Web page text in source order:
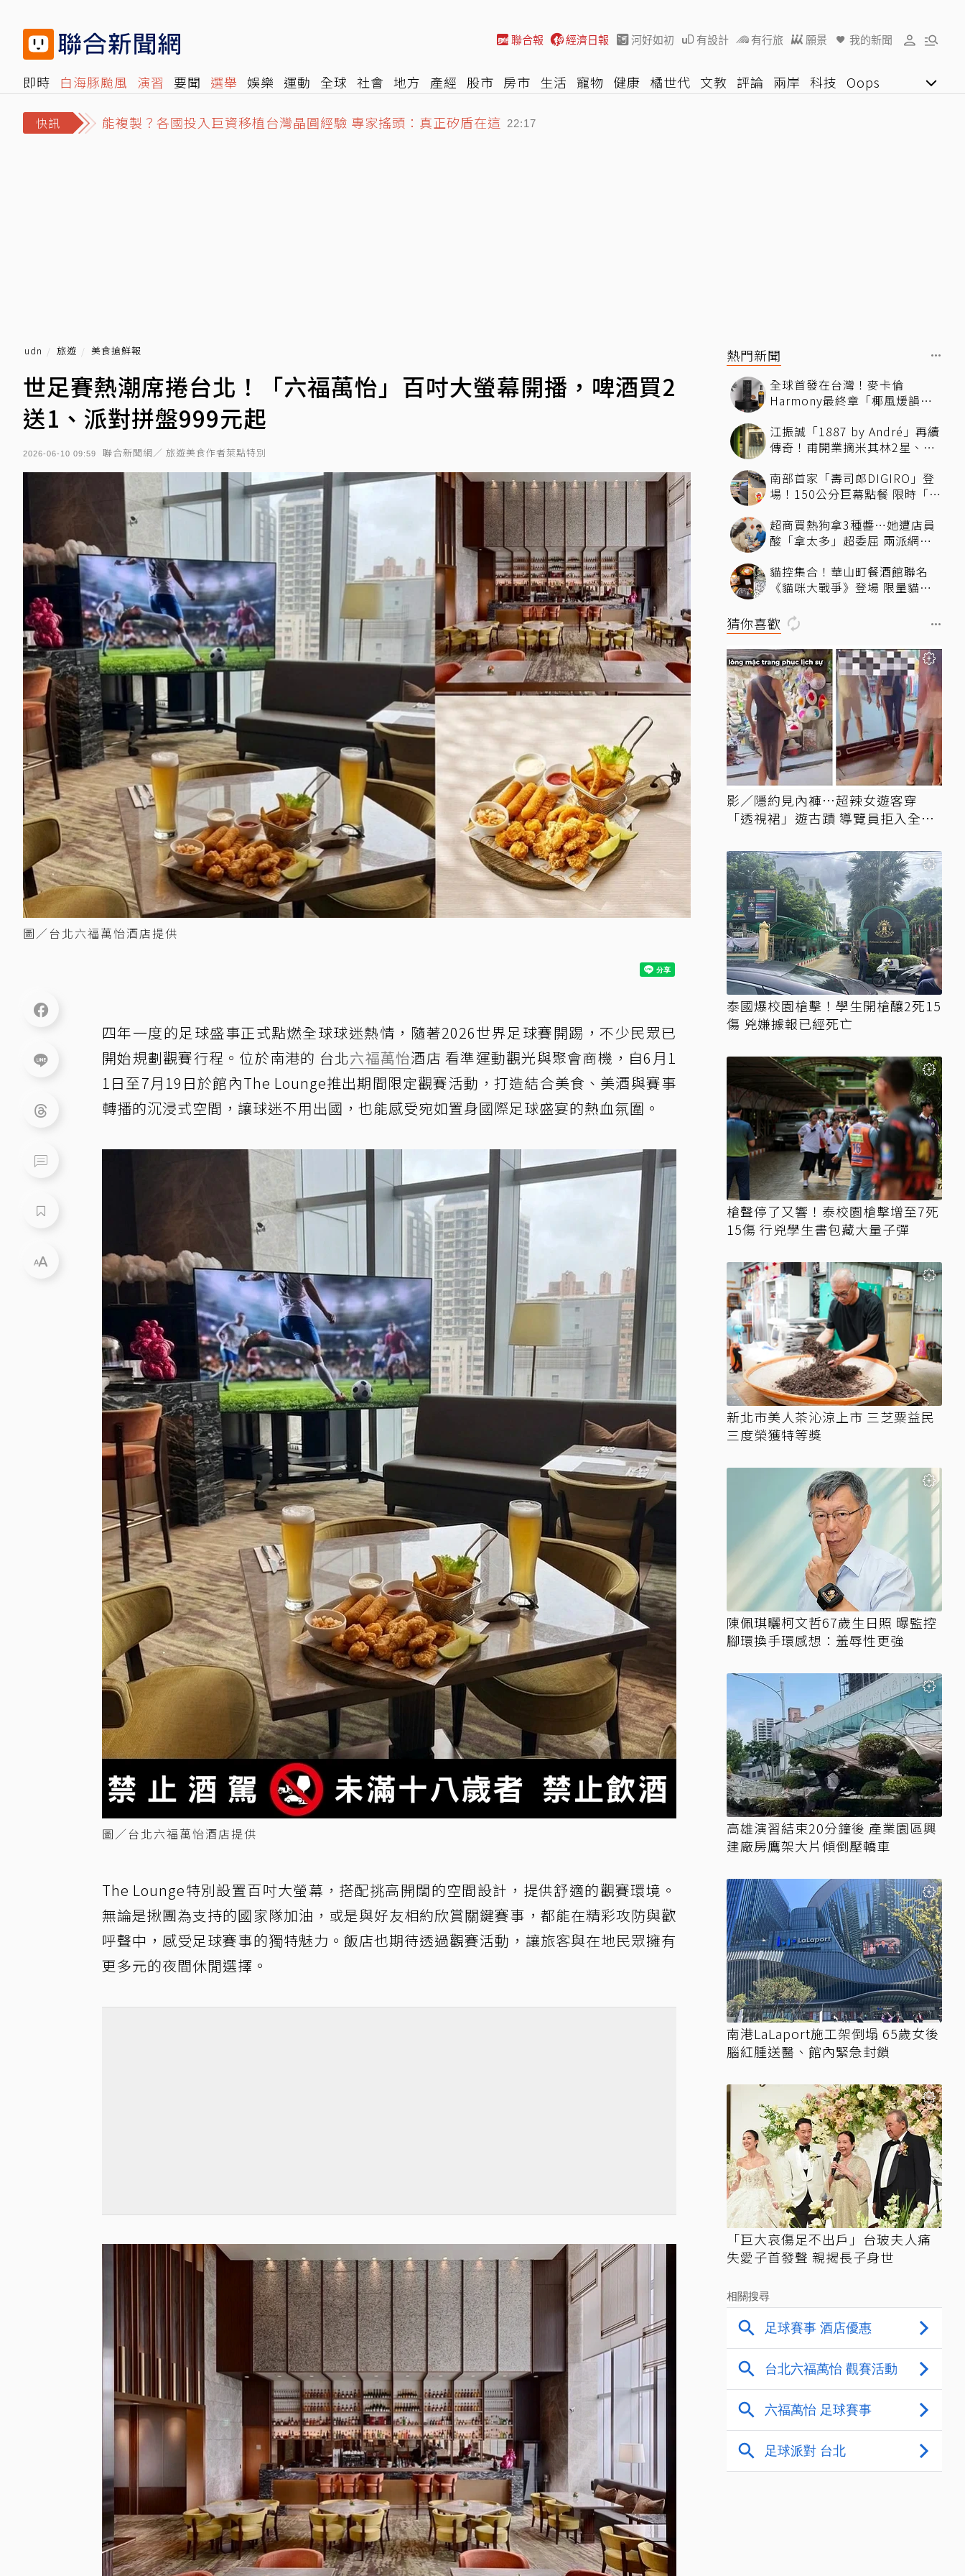
聯合報 經濟日報 河好如初 有設計 有行旅 願景 我的新聞
即時 白海豚颱風 演習 要聞 選舉 娛樂 運動 全球 社會 地方 產經 股市 房市 生活 寵物 健康 橘世代 文教 評論 兩岸 科技 Oops
快訊 能複製？各國投入巨資移植台灣晶圓經驗 專家搖頭：真正矽盾在這 22:17
udn 旅遊 美食搶鮮報
世足賽熱潮席捲台北！「六福萬怡」百吋大螢幕開播，啤酒買2
送1、派對拼盤999元起
2026-06-10 09:59 聯合新聞網／ 旅遊美食作者萊點特別
圖／台北六福萬怡酒店提供
四年一度的足球盛事正式點燃全球球迷熱情，隨著2026世界足球賽開踢，不少民眾已
開始規劃觀賽行程。位於南港的 台北六福萬怡酒店 看準運動觀光與聚會商機，自6月1
1日至7月19日於館內The Lounge推出期間限定觀賽活動，打造結合美食、美酒與賽事
轉播的沉浸式空間，讓球迷不用出國，也能感受宛如置身國際足球盛宴的熱血氛圍。
圖／台北六福萬怡酒店提供
The Lounge特別設置百吋大螢幕，搭配挑高開闊的空間設計，提供舒適的觀賽環境。
無論是揪團為支持的國家隊加油，或是與好友相約欣賞關鍵賽事，都能在精彩攻防與歡
呼聲中，感受足球賽事的獨特魅力。飯店也期待透過觀賽活動，讓旅客與在地民眾擁有
更多元的夜間休閒選擇。
熱門新聞
全球首發在台灣！麥卡倫
Harmony最終章「椰風煖韻」
江振誠「1887 by André」再續
傳奇！甫開業摘米其林2星、年
南部首家「壽司郎DIGIRO」登
場！150公分巨幕點餐 限時「生
超商買熱狗拿3種醬…她遭店員
酸「拿太多」超委屈 兩派網友
貓控集合！華山町餐酒館聯名
《貓咪大戰爭》登場 限量貓罐
猜你喜歡
影／隱約見內褲…超辣女遊客穿
「透視裙」遊古蹟 導覽員拒入全網
泰國爆校園槍擊！學生開槍釀2死15
傷 兇嫌據報已經死亡
槍聲停了又響！泰校園槍擊增至7死
15傷 行兇學生書包藏大量子彈
新北市美人茶沁涼上市 三芝粟益民
三度榮獲特等獎
陳佩琪曬柯文哲67歲生日照 曝監控
腳環換手環感想：羞辱性更強
高雄演習結束20分鐘後 產業園區興
建廠房鷹架大片傾倒壓轎車
南港LaLaport施工架倒塌 65歲女後
腦紅腫送醫、館內緊急封鎖
「巨大哀傷足不出戶」台玻夫人痛
失愛子首發聲 親揭長子身世